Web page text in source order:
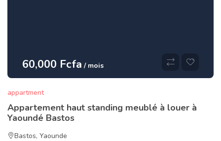
60,000 Fcfa / mois
appartment
Appartement haut standing meublé à louer à
Yaoundé Bastos
Bastos, Yaounde